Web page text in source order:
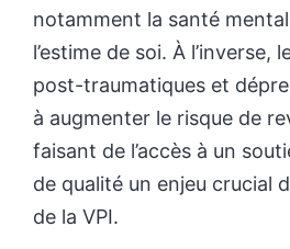
notamment la santé
l’estime de soi. À l’inverse,
post-traumatiques et
à augmenter le risque de
faisant de l’accès à un
de qualité un enjeu crucial
de la VPI.